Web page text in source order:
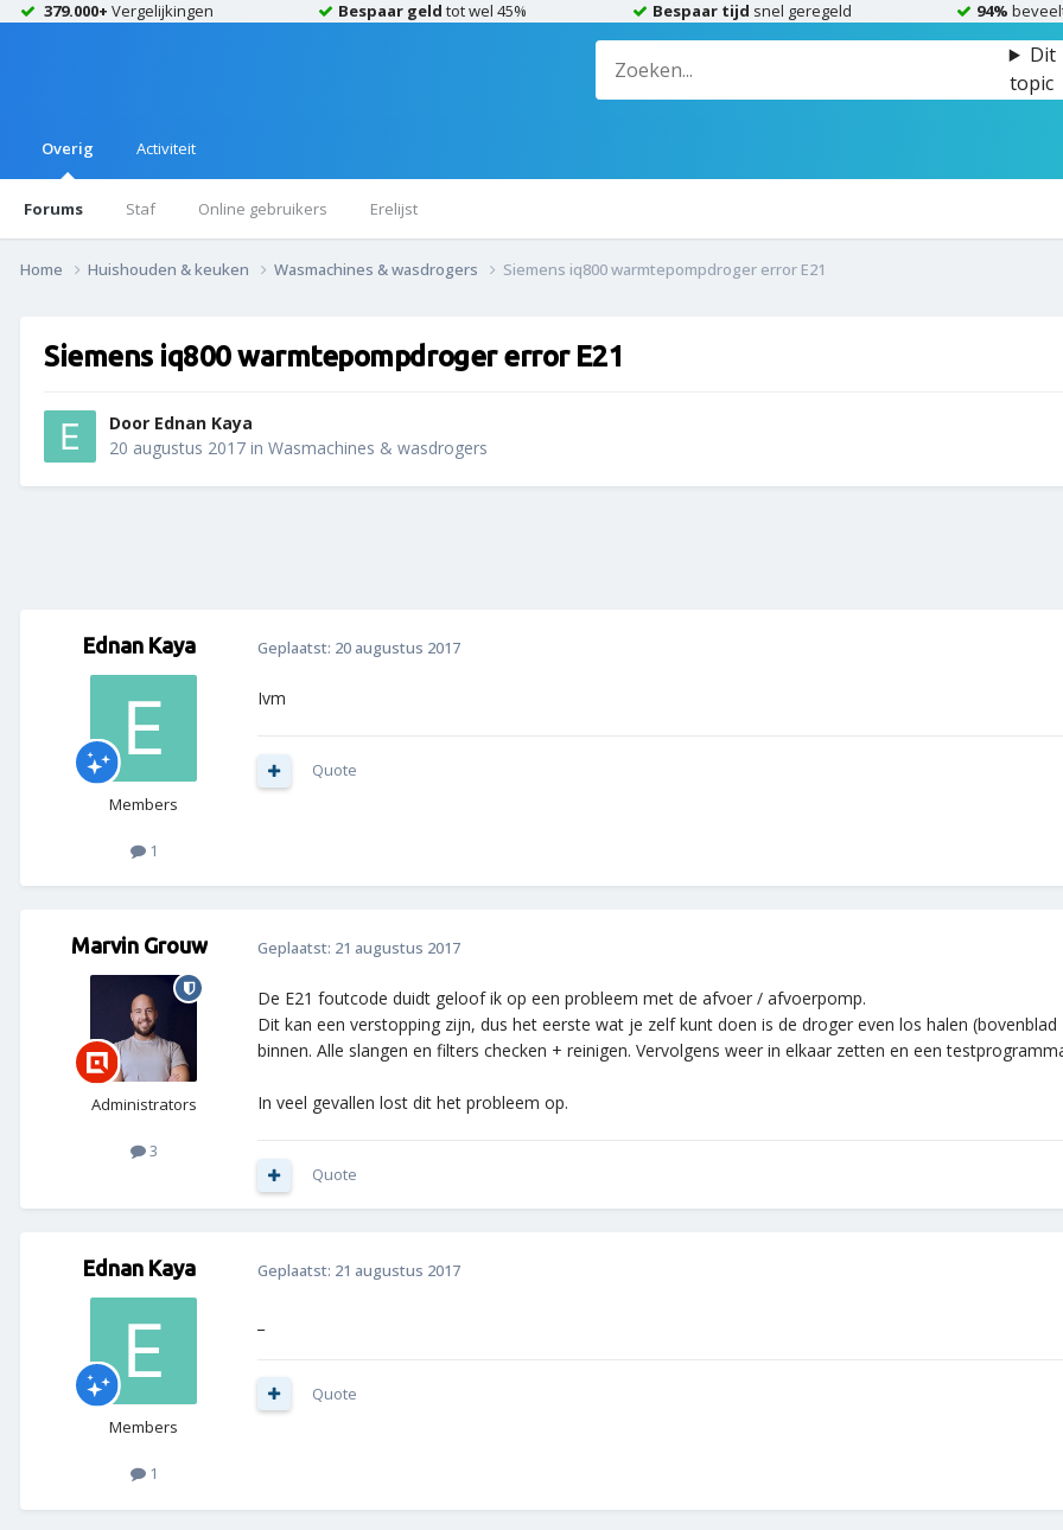
379.000+ Vergelijkingen Bespaar geld tot wel 45% Bespaar tijd snel geregeld 94%
Dit
topic
Overig
Forums Staf Online gebruikers Erelijst
Activiteit
Home Huishouden & keuken Wasmachines & wasdrogers Siemens iq800 warmtepompdroger error E21
Siemens iq800 warmtepompdroger error E21
Door Ednan Kaya
20 augustus 2017 in Wasmachines & wasdrogers
Ednan Kaya
Members
1
Geplaatst: 20 augustus 2017
Ivm
Quote
Marvin Grouw
Administrators
3
Geplaatst: 21 augustus 2017
De E21 foutcode duidt geloof ik op een probleem met de afvoer / afvoerpomp.
Dit kan een verstopping zijn, dus het eerste wat je zelf kunt doen is de droger even los halen
binnen. Alle slangen en filters checken + reinigen. Vervolgens weer in elkaar zetten en een
In veel gevallen lost dit het probleem op.
Quote
Ednan Kaya
Members
1
Geplaatst: 21 augustus 2017
Quote